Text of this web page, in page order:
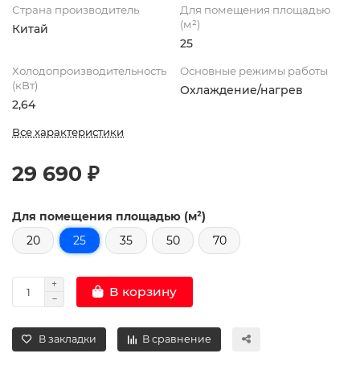
Страна производитель
Китай
Для помещения площадью
(м²)
25
Холодопроизводительность
(кВт)
2,64
Основные режимы работы
Охлаждение/нагрев
Все характеристики
29 690 ₽
Для помещения площадью (м²)
20
25 35 50 70
В корзину
В закладки В сравнение